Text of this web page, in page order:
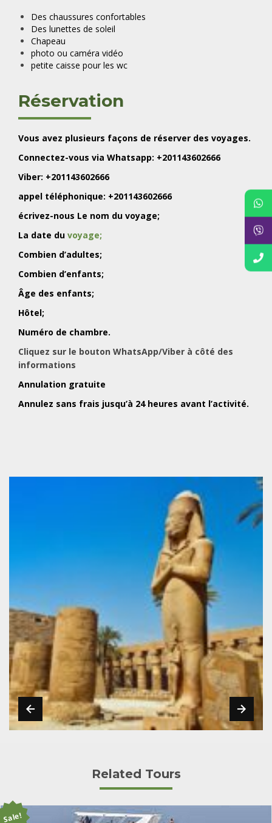
Des chaussures confortables
Des lunettes de soleil
Chapeau
photo ou caméra vidéo
petite caisse pour les wc
Réservation
Vous avez plusieurs façons de réserver des voyages.
Connectez-vous via Whatsapp: +201143602666
Viber: +201143602666
appel téléphonique: +201143602666
écrivez-nous Le nom du voyage;
La date du voyage;
Combien d’adultes;
Combien d’enfants;
Âge des enfants;
Hôtel;
Numéro de chambre.
Cliquez sur le bouton WhatsApp/Viber à côté des
informations
Annulation gratuite
Annulez sans frais jusqu’à 24 heures avant l’activité.
Related Tours
Sale!